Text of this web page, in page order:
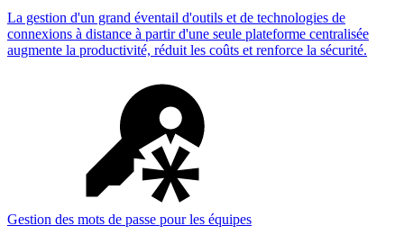
La gestion d'un grand éventail d'outils et de technologies de
connexions à distance à partir d'une seule plateforme centralisée
augmente la productivité, réduit les coûts et renforce la sécurité.
Gestion des mots de passe pour les équipes